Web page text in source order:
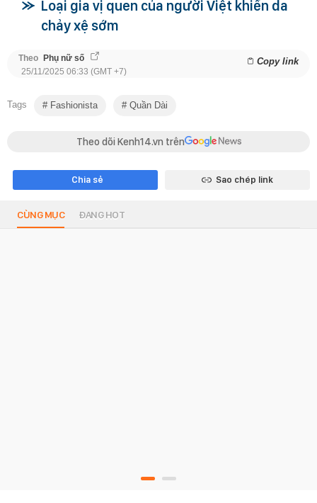
Loại gia vị quen của người Việt khiến da
chảy xệ sớm
Theo Phụ nữ số Copy link
25/11/2025 06:33 (GMT +7)
Tags Fashionista Quần Dài
Theo dõi Kenh14.vn trên
Chia sẻ Sao chép link
CÙNG MỤC ĐANG HOT